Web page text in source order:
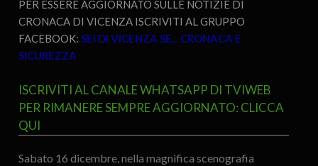
PER ESSERE AGGIORNATO SULLE NOTIZIE DI
CRONACA DI VICENZA ISCRIVITI AL GRUPPO
FACEBOOK: SEI DI VICENZA SE... CRONACA E
SICUREZZA
ISCRIVITI AL CANALE WHATSAPP DI TVIWEB
PER RIMANERE SEMPRE AGGIORNATO: CLICCA
QUI
Sabato 16 dicembre, nella magnifica scenografia